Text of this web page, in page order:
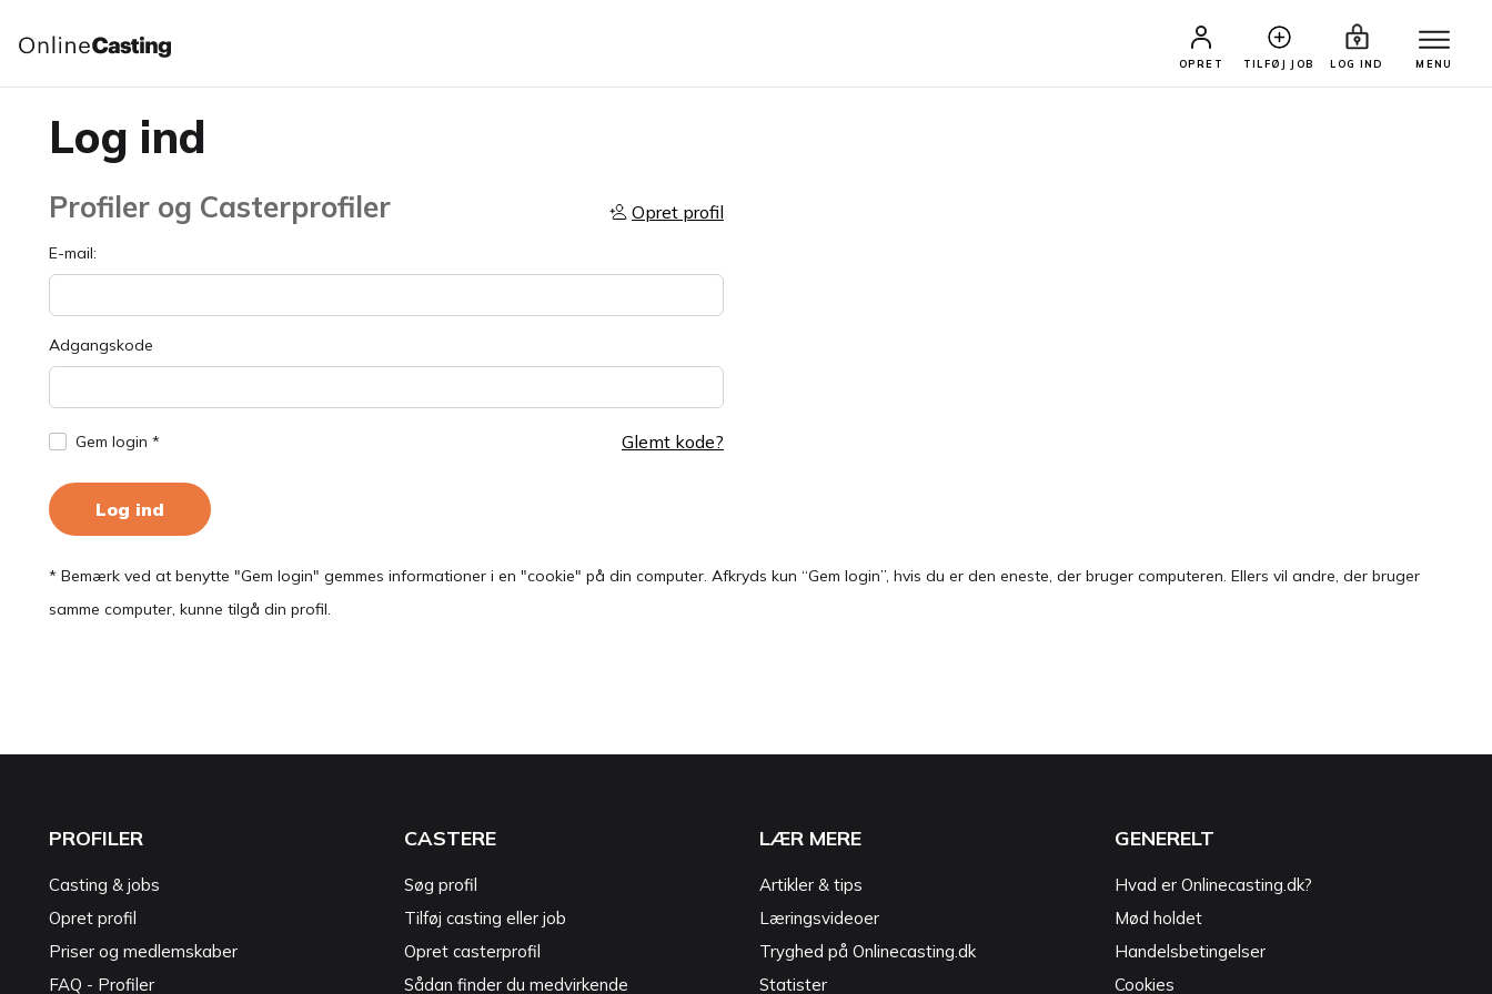
OPRET TILFØJ JOB LOG IND MENU
Log ind
Profiler og Casterprofiler Opret profil
E-mail:
Adgangskode
Gem login * Glemt kode?
Log ind
* Bemærk ved at benytte "Gem login" gemmes informationer i en "cookie" på din computer. Afkryds kun “Gem login”, hvis du er den eneste, der bruger computeren. Ellers vil andre, der bruger
samme computer, kunne tilgå din profil.
PROFILER
Casting & jobs
Opret profil
Priser og medlemskaber
FAQ - Profiler
CASTERE
Søg profil
Tilføj casting eller job
Opret casterprofil
Sådan finder du medvirkende
LÆR MERE
Artikler & tips
Læringsvideoer
Tryghed på Onlinecasting.dk
Statister
GENERELT
Hvad er Onlinecasting.dk?
Mød holdet
Handelsbetingelser
Cookies